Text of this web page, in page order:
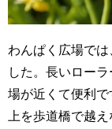
わんぱく広場で
した。長いロー
場が近くて便利
上を歩道橋で越